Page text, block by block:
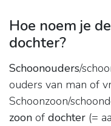
Hoe noem je
dochter?
Schoonouders/
ouders van man of
Schoonzoon/
zoon of dochter (=